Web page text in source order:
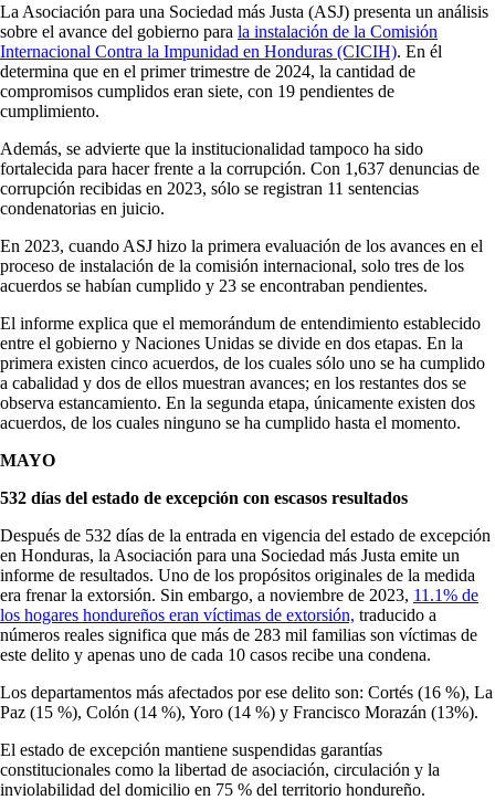
La Asociación para una Sociedad más Justa (ASJ) presenta un análisis
sobre el avance del gobierno para la instalación de la Comisión
Internacional Contra la Impunidad en Honduras (CICIH). En él
determina que en el primer trimestre de 2024, la cantidad de
compromisos cumplidos eran siete, con 19 pendientes de
cumplimiento.
Además, se advierte que la institucionalidad tampoco ha sido
fortalecida para hacer frente a la corrupción. Con 1,637 denuncias de
corrupción recibidas en 2023, sólo se registran 11 sentencias
condenatorias en juicio.
En 2023, cuando ASJ hizo la primera evaluación de los avances en el
proceso de instalación de la comisión internacional, solo tres de los
acuerdos se habían cumplido y 23 se encontraban pendientes.
El informe explica que el memorándum de entendimiento establecido
entre el gobierno y Naciones Unidas se divide en dos etapas. En la
primera existen cinco acuerdos, de los cuales sólo uno se ha cumplido
a cabalidad y dos de ellos muestran avances; en los restantes dos se
observa estancamiento. En la segunda etapa, únicamente existen dos
acuerdos, de los cuales ninguno se ha cumplido hasta el momento.
MAYO
532 días del estado de excepción con escasos resultados
Después de 532 días de la entrada en vigencia del estado de excepción
en Honduras, la Asociación para una Sociedad más Justa emite un
informe de resultados. Uno de los propósitos originales de la medida
era frenar la extorsión. Sin embargo, a noviembre de 2023, 11.1% de
los hogares hondureños eran víctimas de extorsión, traducido a
números reales significa que más de 283 mil familias son víctimas de
este delito y apenas uno de cada 10 casos recibe una condena.
Los departamentos más afectados por ese delito son: Cortés (16 %), La
Paz (15 %), Colón (14 %), Yoro (14 %) y Francisco Morazán (13%).
El estado de excepción mantiene suspendidas garantías
constitucionales como la libertad de asociación, circulación y la
inviolabilidad del domicilio en 75 % del territorio hondureño.